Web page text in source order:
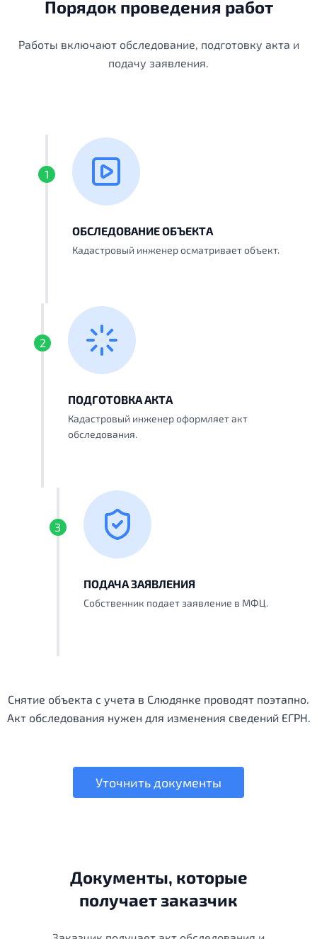
Порядок проведения работ
Работы включают обследование, подготовку акта и
подачу заявления.
1
ОБСЛЕДОВАНИЕ ОБЪЕКТА
Кадастровый инженер осматривает объект.
2
ПОДГОТОВКА АКТА
Кадастровый инженер оформляет акт
обследования.
3
ПОДАЧА ЗАЯВЛЕНИЯ
Собственник подает заявление в МФЦ.
Снятие объекта с учета в Слюдянке проводят поэтапно.
Акт обследования нужен для изменения сведений ЕГРН.
Уточнить документы
Документы, которые
получает заказчик